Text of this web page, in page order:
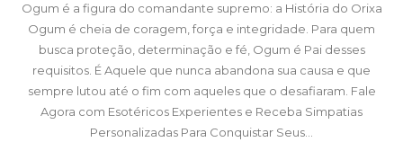
Ogum é a figura do comandante supremo: a História do Orixa
Ogum é cheia de coragem, força e integridade. Para quem
busca proteção, determinação e fé, Ogum é Pai desses
requisitos. É Aquele que nunca abandona sua causa e que
sempre lutou até o fim com aqueles que o desafiaram. Fale
Agora com Esotéricos Experientes e Receba Simpatias
Personalizadas Para Conquistar Seus...